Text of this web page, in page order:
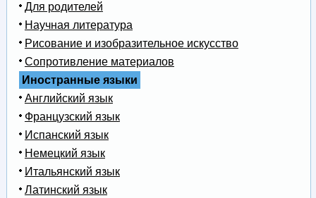
Для родителей
Научная литература
Рисование и изобразительное искусство
Сопротивление материалов
Иностранные языки
Английский язык
Французский язык
Испанский язык
Немецкий язык
Итальянский язык
Латинский язык